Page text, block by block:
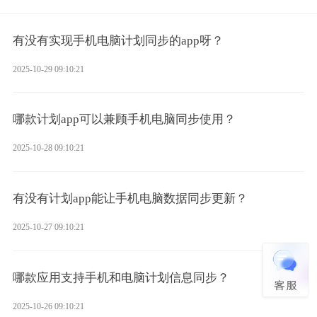
有没有实现手机电脑计划同步的app呀？
2025-10-29 09:10:21
哪款计划app可以兼顾手机电脑同步使用？
2025-10-28 09:10:21
有没有计划app能让手机电脑数据同步更新？
2025-10-27 09:10:21
哪款应用支持手机和电脑计划信息同步？
2025-10-26 09:10:21